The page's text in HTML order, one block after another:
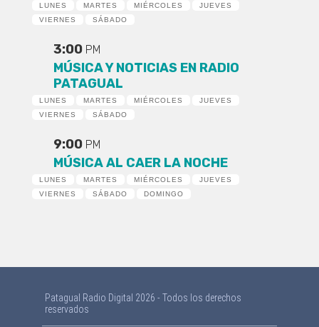
LUNES MARTES MIÉRCOLES
JUEVES
VIERNES
SÁBADO
3:00 PM
MÚSICA Y NOTICIAS EN RADIO
PATAGUAL
LUNES MARTES MIÉRCOLES
JUEVES
VIERNES
SÁBADO
9:00 PM
MÚSICA AL CAER LA NOCHE
LUNES MARTES MIÉRCOLES
JUEVES
VIERNES
SÁBADO DOMINGO
Patagual Radio Digital 2026 - Todos los derechos
reservados